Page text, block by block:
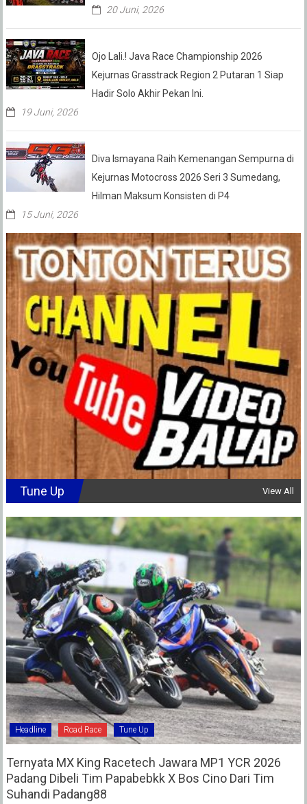
20 Juni, 2026
Ojo Lali.! Java Race Championship 2026
Kejurnas Grasstrack Region 2 Putaran 1 Siap
Hadir Solo Akhir Pekan Ini.
19 Juni, 2026
Diva Ismayana Raih Kemenangan Sempurna di
Kejurnas Motocross 2026 Seri 3 Sumedang,
Hilman Maksum Konsisten di P4
15 Juni, 2026
Tune Up View All
Headline Road Race Tune Up
Ternyata MX King Racetech Jawara MP1 YCR 2026
Padang Dibeli Tim Papabebkk X Bos Cino Dari Tim
Suhandi Padang88